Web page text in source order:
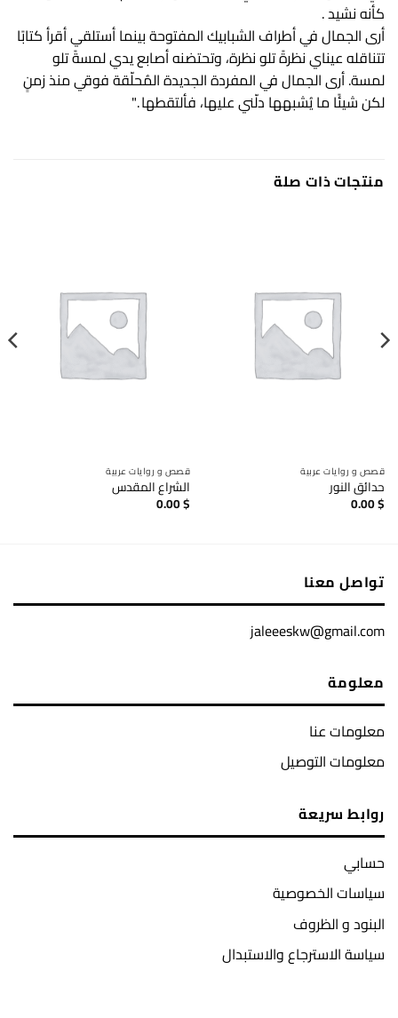
كأنه نشيد .
أرى الجمال في أطراف الشبابيك المفتوحة بينما أستلقي أقرأ كتابًا
تتناقله عيناي نظرةً تلو نظرة، وتحتضنه أصابع يدي لمسةً تلو
لمسة. أرى الجمال في المفردة الجديدة المُحلّقة فوقي منذ زمنٍ
لكن شيئًا ما يُشبهها دلّني عليها، فألتقطها ."
منتجات ذات صلة
قصص و روايات عربية
حدائق النور
0.00$
قصص و روايات عربية
الشراع المقدس
0.00$
تواصل معنا
jaleeeskw@gmail.com
معلومة
معلومات عنا
معلومات التوصيل
روابط سريعة
حسابي
سياسات الخصوصية
البنود و الظروف
سياسة الاسترجاع والاستبدال